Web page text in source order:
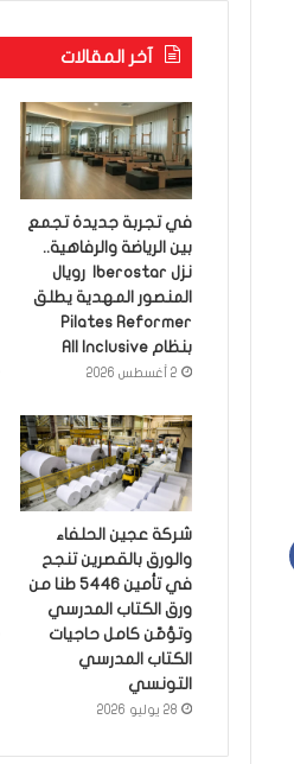
آخر المقالات
في تجربة جديدة تجمع
بين الرياضة والرفاهية..
نزل Iberostar رويال
المنصور المهدية يطلق
Pilates Reformer
بنظام All Inclusive
2 أغسطس 2026
شركة عجين الحلفاء
والورق بالقصرين تنجح
في تأمين 5446 طنا من
ورق الكتاب المدرسي
وتؤمّن كامل حاجيات
الكتاب المدرسي
التونسي
28 يوليو 2026